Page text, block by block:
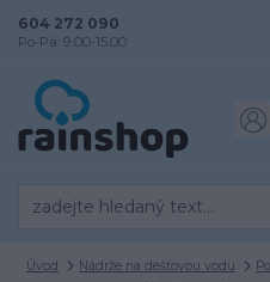
604 272 090
Po-Pá: 9.00-15.00
Úvod Nádrže na dešťovou vodu